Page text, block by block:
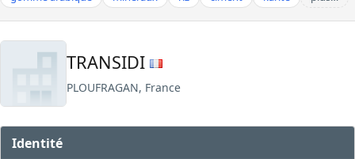
TRANSIDI
PLOUFRAGAN, France
Identité